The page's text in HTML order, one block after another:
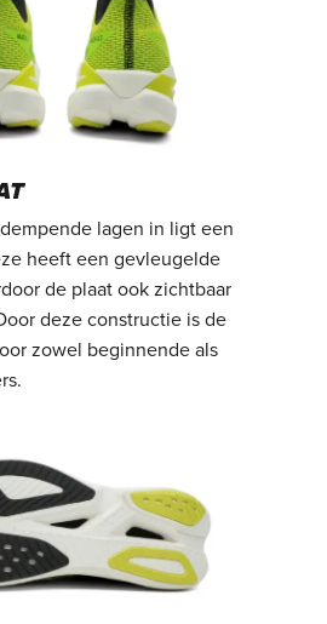
lagen in ligt een
heeft een gevleugelde
de plaat ook zichtbaar
deze constructie is de
zowel beginnende als